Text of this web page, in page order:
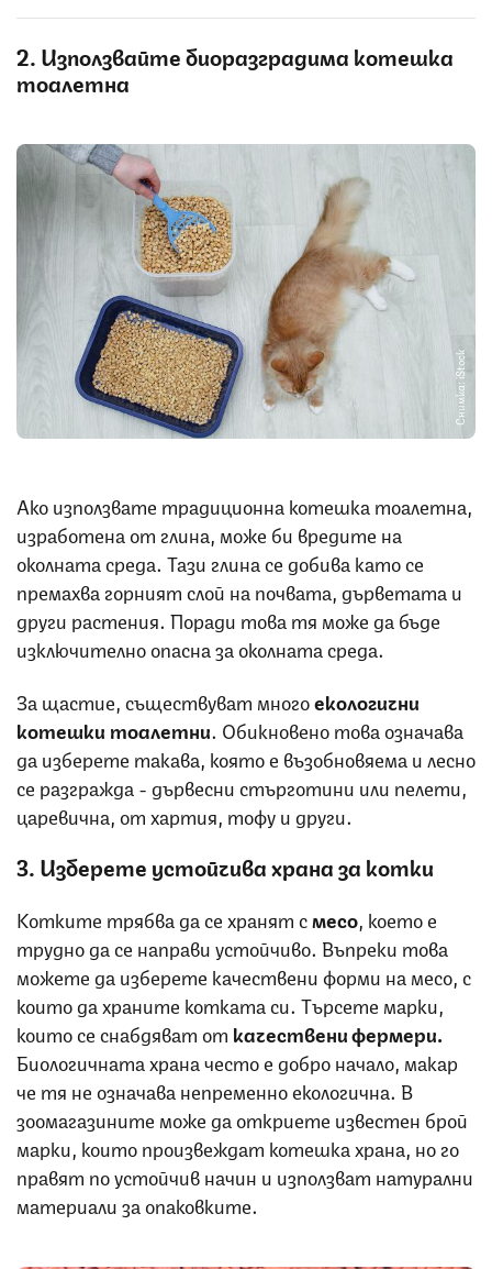
2. Използвайте биоразградима котешка
тоалетна
Снимка: iStock
Ако използвате традиционна котешка тоалетна,
изработена от глина, може би вредите на
околната среда. Тази глина се добива като се
премахва горният слой на почвата, дърветата и
други растения. Поради това тя може да бъде
изключително опасна за околната среда.
За щастие, съществуват многоекологични
котешки тоалетни. Обикновено това означава
да изберете такава, която е възобновяема и лесно
се разгражда - дървесни стърготини или пелети,
царевична, от хартия, тофу и други.
3. Изберете устойчива храна за котки
Котките трябва да се хранят смесо , което е
трудно да се направи устойчиво. Въпреки това
можете да изберете качествени форми на месо, с
които да храните котката си. Търсете марки,
които се снабдяват от качествени фермери.
Биологичната храна често е добро начало, макар
че тя не означава непременно екологична. В
зоомагазините може да откриете известен брой
марки, които произвеждат котешка храна, но го
правят по устойчив начин и използват натурални
материали за опаковките.